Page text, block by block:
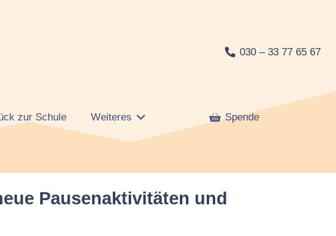
030 – 33 77 65 67
zur Schule Weiteres Spende
Pausenaktivitäten und